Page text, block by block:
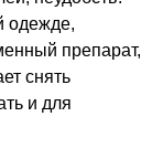
одежде,
препарат,
снять
и для